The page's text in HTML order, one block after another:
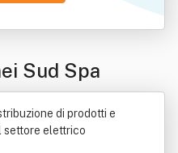
Sud Spa
di prodotti e
settore elettrico